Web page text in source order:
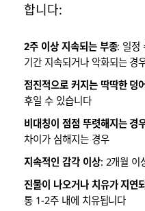
합니다:
2주 이상 지속되는 부종: 일정
기간 지속되거나 악화되는 경
점진적으로 커지는 딱딱한 덩
후일 수 있습니다
비대칭이 점점 뚜렷해지는 경
차이가 심해지는 경우
지속적인 감각 이상: 2개월 이
진물이 나오거나 치유가 지연
통 1-2주 내에 치유됩니다